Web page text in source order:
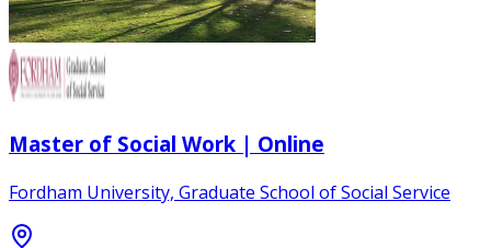
Master of Social Work | Online
Fordham University, Graduate School of Social Service